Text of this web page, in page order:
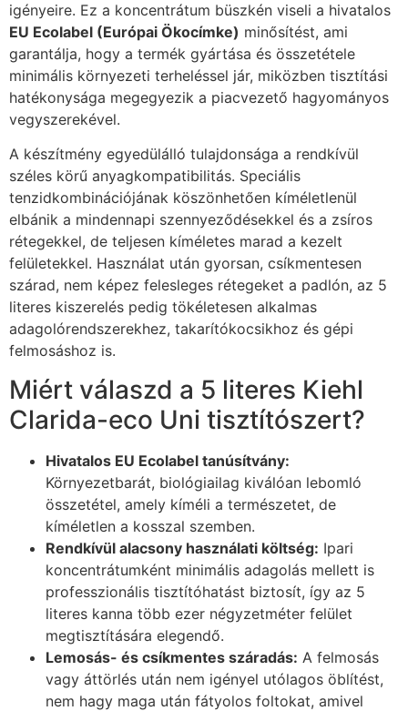
igényeire. Ez a koncentrátum büszkén viseli a hivatalos
EU Ecolabel (Európai Ökocímke) minősítést, ami
garantálja, hogy a termék gyártása és összetétele
minimális környezeti terheléssel jár, miközben tisztítási
hatékonysága megegyezik a piacvezető hagyományos
vegyszerekével.
A készítmény egyedülálló tulajdonsága a rendkívül
széles körű anyagkompatibilitás. Speciális
tenzidkombinációjának köszönhetően kíméletlenül
elbánik a mindennapi szennyeződésekkel és a zsíros
rétegekkel, de teljesen kíméletes marad a kezelt
felületekkel. Használat után gyorsan, csíkmentesen
szárad, nem képez felesleges rétegeket a padlón, az 5
literes kiszerelés pedig tökéletesen alkalmas
adagolórendszerekhez, takarítókocsikhoz és gépi
felmosáshoz is.
Miért válaszd a 5 literes Kiehl
Clarida-eco Uni tisztítószert?
Hivatalos EU Ecolabel tanúsítvány:
Környezetbarát, biológiailag kiválóan lebomló
összetétel, amely kíméli a természetet, de
kíméletlen a kosszal szemben.
Rendkívül alacsony használati költség: Ipari
koncentrátumként minimális adagolás mellett is
professzionális tisztítóhatást biztosít, így az 5
literes kanna több ezer négyzetméter felület
megtisztítására elegendő.
Lemosás- és csíkmentes száradás: A felmosás
vagy áttörlés után nem igényel utólagos öblítést,
nem hagy maga után fátyolos foltokat, amivel